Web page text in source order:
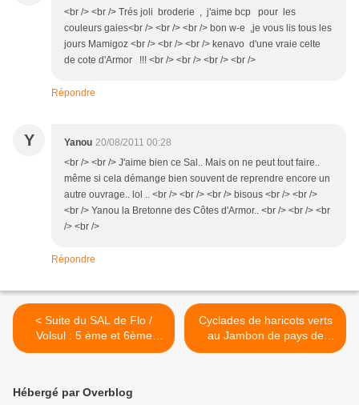
<br /> <br /> Trés joli broderie , j'aime bcp pour les
couleurs gaies<br /> <br /> <br /> bon w-e ,je vous lis tous les
jours Mamigoz <br /> <br /> <br /> kenavo d'une vraie celte
de cote d'Armor !!! <br /> <br /> <br /> <br />
Répondre
Y Yanou 20/08/2011 00:28
<br /> <br /> J'aime bien ce Sal.. Mais on ne peut tout faire..
même si cela démange bien souvent de reprendre encore un
autre ouvrage.. lol .. <br /> <br /> <br /> bisous <br /> <br />
<br /> Yanou la Bretonne des Côtes d'Armor.. <br /> <br /> <br
/> <br />
Répondre
< Suite du SAL de Flo /
Volsul : 5 ème et 6ème
étape
Cyclades de haricots verts
au Jambon de pays de
Mamigoz >
Hébergé par Overblog